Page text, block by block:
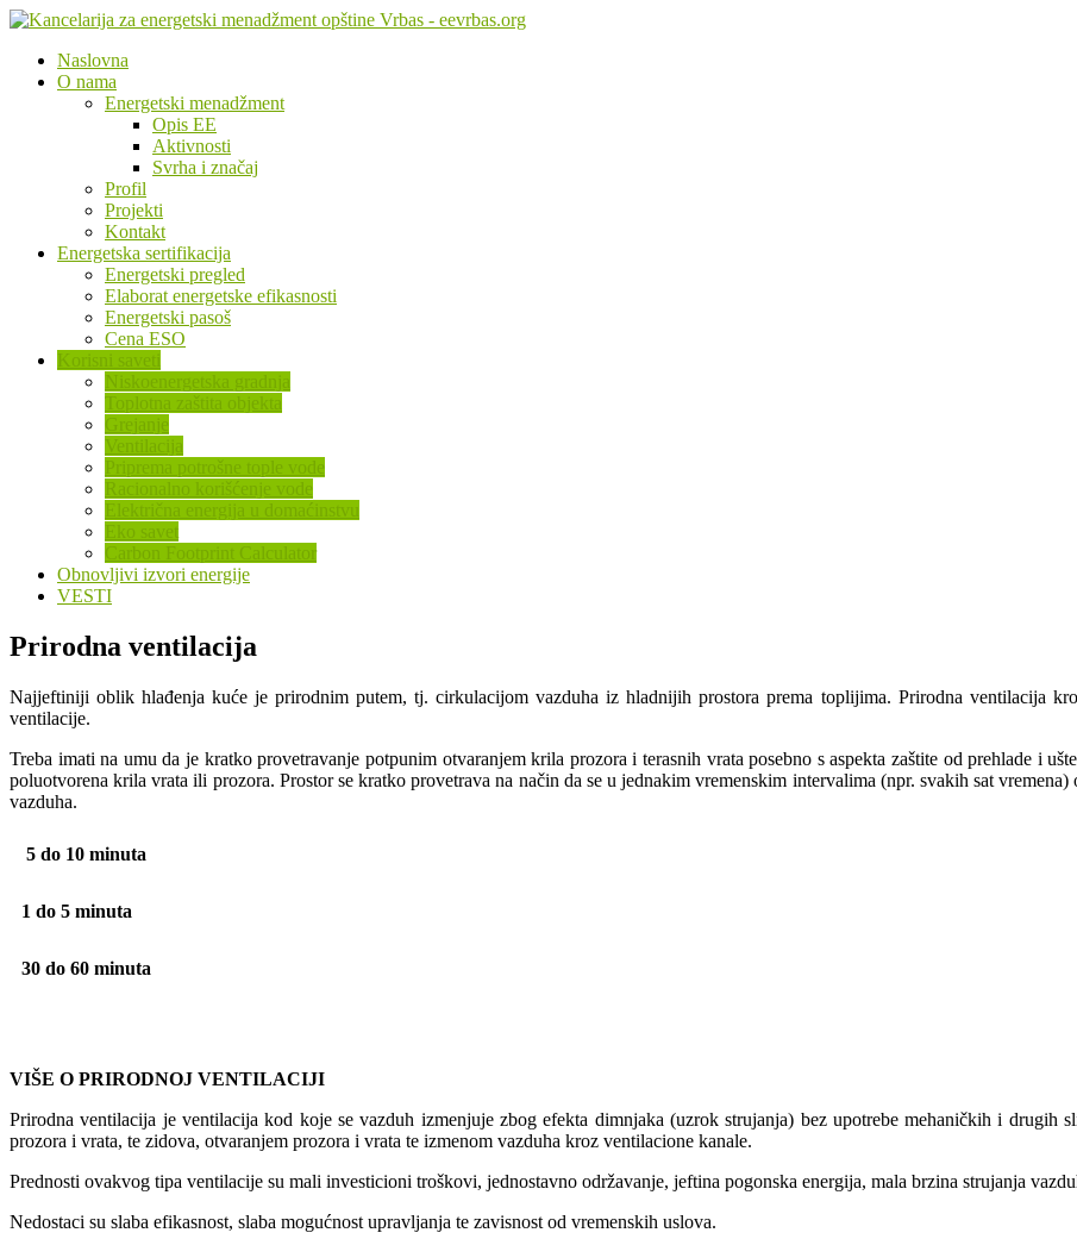
Naslovna
O nama
Energetski menadžment
Opis EE
Aktivnosti
Svrha i značaj
Profil
Projekti
Kontakt
Energetska sertifikacija
Energetski pregled
Elaborat energetske efikasnosti
Energetski pasoš
Cena ESO
Korisni saveti
Niskoenergetska gradnja
Toplotna zaštita objekta
Grejanje
Ventilacija
Priprema potrošne tople vode
Racionalno korišćenje vode
Električna energija u domaćinstvu
Eko savet
Carbon Footprint Calculator
Obnovljivi izvori energije
VESTI
Prirodna ventilacija
Najjeftiniji oblik hlađenja kuće je prirodnim putem, tj. cirkulacijom vazduha iz hladnijih prostora prema toplijima. Prirodna ventilacija
ventilacije.
Treba imati na umu da je kratko provetravanje potpunim otvaranjem krila prozora i terasnih vrata posebno s aspekta zaštite od prehlade i
poluotvorena krila vrata ili prozora. Prostor se kratko provetrava na način da se u jednakim vremenskim intervalima (npr. svakih sat
vazduha.
5 do 10 minuta
1 do 5 minuta
30 do 60 minuta
VIŠE O PRIRODNOJ VENTILACIJI
Prirodna ventilacija je ventilacija kod koje se vazduh izmenjuje zbog efekta dimnjaka (uzrok strujanja) bez upotrebe mehaničkih i drugih
prozora i vrata, te zidova, otvaranjem prozora i vrata te izmenom vazduha kroz ventilacione kanale.
Prednosti ovakvog tipa ventilacije su mali investicioni troškovi, jednostavno održavanje, jeftina pogonska energija, mala brzina strujanja
Nedostaci su slaba efikasnost, slaba mogućnost upravljanja te zavisnost od vremenskih uslova.